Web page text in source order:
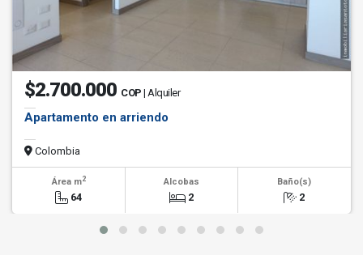
$2.700.000 COP | Alquiler
Apartamento en arriendo
Colombia
Área m2
64
Alcobas
2
Baño(s)
2